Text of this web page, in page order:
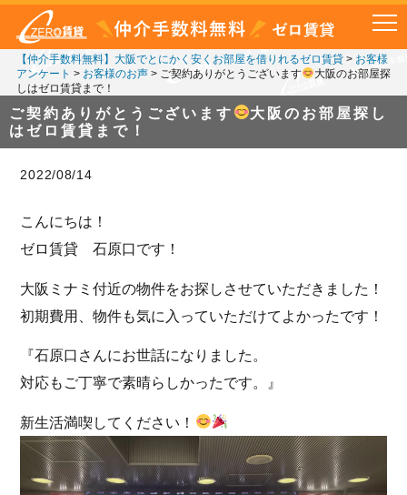
【仲介手数料無料】大阪でとにかく安くお部屋を借りれるゼロ賃貸> お客様
アンケート > お客様のお声> ご契約ありがとうございます
大阪のお部屋探
しはゼロ賃貸まで！
ご契約ありがとうございます
大阪のお部屋探し
はゼロ賃貸まで！
2022/08/14
こんにちは！
ゼロ賃貸 石原口です！
大阪ミナミ付近の物件をお探しさせていただきました！
初期費用、物件も気に入っていただけてよかったです！
『石原口さんにお世話になりました。
対応もご丁寧で素晴らしかったです。』
新生活満喫してください！